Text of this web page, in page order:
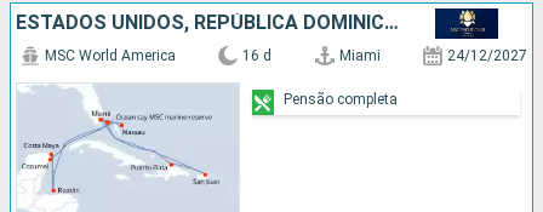
ESTADOS UNIDOS, REPÚBLICA DOMINICANA, PORTO RICO, BAHAMAS, HONDURAS, CARAIBAS - MEXICO
MSC World America 16 d Miami 24/12/2027
Pensão completa